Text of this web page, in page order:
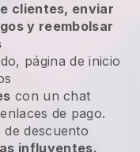
clientes, enviar
y reembolsar
página de inicio
con un chat
de pago.
descuento
influyentes.